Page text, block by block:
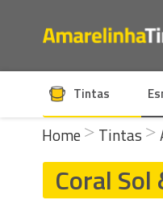
Tintas
Home Tintas
Coral Sol